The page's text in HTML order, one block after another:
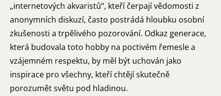
„internetových akvaristů“, kteří čerpají vědomosti z
anonymních diskuzí, často postrádá hloubku osobní
zkušenosti a trpělivého pozorování. Odkaz generace,
která budovala toto hobby na poctivém řemesle a
vzájemném respektu, by měl být uchován jako
inspirace pro všechny, kteří chtějí skutečně
porozumět světu pod hladinou.